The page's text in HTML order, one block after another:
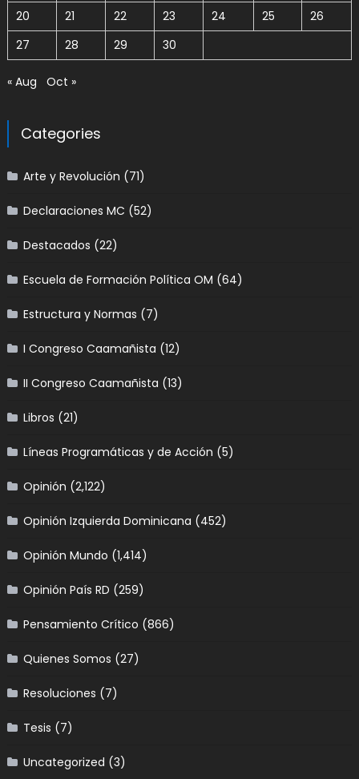
20
21 22 23 24 25
26
27
28 29 30
« Aug Oct »
Categories
Arte y Revolución (71)
Declaraciones MC (52)
Destacados (22)
Escuela de Formación Política OM (64)
Estructura y Normas (7)
I Congreso Caamañista (12)
II Congreso Caamañista (13)
Libros (21)
Líneas Programáticas y de Acción (5)
Opinión (2,122)
Opinión Izquierda Dominicana (452)
Opinión Mundo (1,414)
Opinión País RD (259)
Pensamiento Crítico (866)
Quienes Somos (27)
Resoluciones (7)
Tesis (7)
Uncategorized (3)